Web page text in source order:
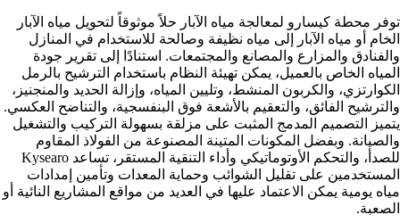
توفر محطة كيسارو لمعالجة مياه الآبار حلاً موثوقاً لتحويل مياه الآبار
الخام أو مياه الآبار إلى مياه نظيفة وصالحة للاستخدام في المنازل
والفنادق والمزارع والمصانع والمجتمعات. استنادًا إلى تقرير جودة
المياه الخاص بالعميل، يمكن تهيئة النظام باستخدام الترشيح بالرمل
الكوارتزي، والكربون المنشط، وتليين المياه، وإزالة الحديد والمنجنيز،
والترشيح الفائق، والتعقيم بالأشعة فوق البنفسجية، والتناضح العكسي.
يتميز التصميم المدمج المثبت على مزلقة بسهولة التركيب والتشغيل
والصيانة. وبفضل المكونات المتينة المصنوعة من الفولاذ المقاوم
للصدأ، والتحكم الأوتوماتيكي وأداء التنقية المستقر، تساعد Kysearo
المستخدمين على تقليل الشوائب وحماية المعدات وتأمين إمدادات
مياه يومية يمكن الاعتماد عليها في العديد من مواقع المشاريع النائية أو
الصعبة.